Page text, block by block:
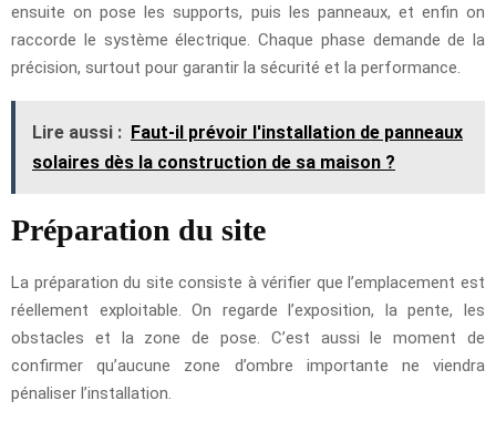
ensuite on pose les supports, puis les panneaux, et enfin on
raccorde le système électrique. Chaque phase demande de la
précision, surtout pour garantir la sécurité et la performance.
Lire aussi : Faut-il prévoir l'installation de panneaux
solaires dès la construction de sa maison ?
Préparation du site
La préparation du site consiste à vérifier que l’emplacement est
réellement exploitable. On regarde l’exposition, la pente, les
obstacles et la zone de pose. C’est aussi le moment de
confirmer qu’aucune zone d’ombre importante ne viendra
pénaliser l’installation.